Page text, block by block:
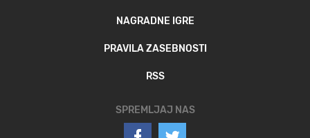
NAGRADNE IGRE
PRAVILA ZASEBNOSTI
RSS
SPREMLJAJ NAS